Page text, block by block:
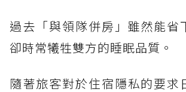
過去「與領隊併房」雖然能省
卻時常犧牲雙方的睡眠品質。
隨著旅客對於住宿隱私的要求